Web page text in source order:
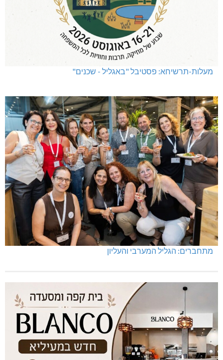
שריפת חורש ופסולת באזור אבן מנחם
מעלות-תרשיחא: פסטיבל "באגליל - שכנים"